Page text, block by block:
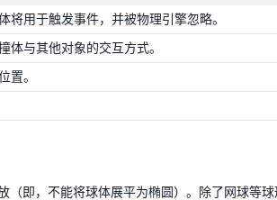
将用于触发事件，并被物理引擎忽略。
体与其他对象的交互方式。
置。
（即，不能将球体展平为椭圆）。除了网球等